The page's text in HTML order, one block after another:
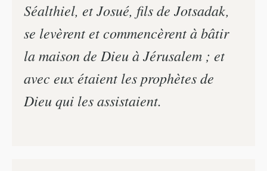
Séalthiel, et Josué, fils de Jotsadak,
se levèrent et commencèrent à bâtir
la maison de Dieu à Jérusalem ; et
avec eux étaient les prophètes de
Dieu qui les assistaient.